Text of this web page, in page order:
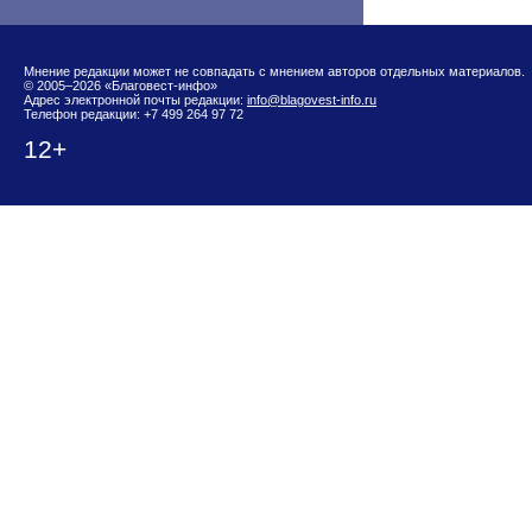
Мнение редакции может не совпадать с мнением авторов отдельных материалов.
© 2005–2026 «Благовест-инфо»
Адрес электронной почты редакции: info@blagovest-info.ru
Телефон редакции: +7 499 264 97 72
12+